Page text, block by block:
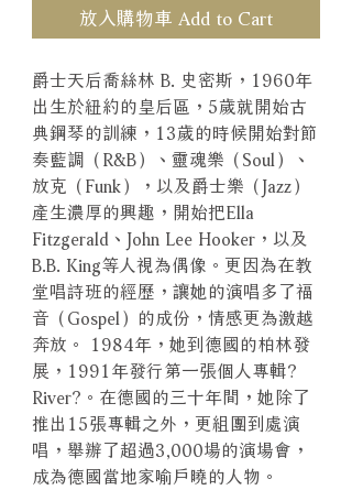
放入購物車 Add to Cart
爵士天后喬絲林 B. 史密斯，1960年
出生於紐約的皇后區，5歲就開始古
典鋼琴的訓練，13歲的時候開始對節
奏藍調（R&B）、靈魂樂（Soul）、
放克（Funk），以及爵士樂（Jazz）
產生濃厚的興趣，開始把Ella
Fitzgerald、John Lee Hooker，以及
B.B. King等人視為偶像。更因為在教
堂唱詩班的經歷，讓她的演唱多了福
音（Gospel）的成份，情感更為激越
奔放。 1984年，她到德國的柏林發
展，1991年發行第一張個人專輯?
River?。在德國的三十年間，她除了
推出15張專輯之外，更組團到處演
唱，舉辦了超過3,000場的演場會，
成為德國當地家喻戶曉的人物。